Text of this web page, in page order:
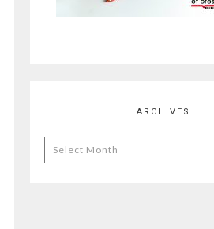
ARCHIVES
Archives